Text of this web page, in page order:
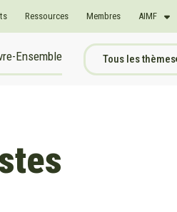
Ressources Membres AIMF
Ensemble Tous les thèmes